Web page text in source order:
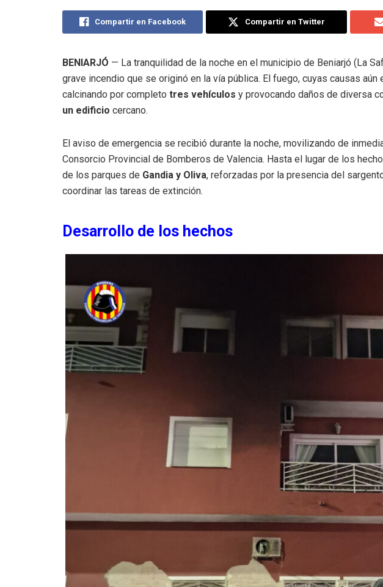
Compartir en Facebook Compartir en Twitter
BENIARJÓ — La tranquilidad de la noche en el municipio de Beniarjó (La
grave incendio que se originó en la vía pública. El fuego, cuyas causas
calcinando por completo tres vehículos y provocando daños de diversa
un edificio cercano.
El aviso de emergencia se recibió durante la noche, movilizando de
Consorcio Provincial de Bomberos de Valencia. Hasta el lugar de los
de los parques de Gandia y Oliva, reforzadas por la presencia del
coordinar las tareas de extinción.
Desarrollo de los hechos